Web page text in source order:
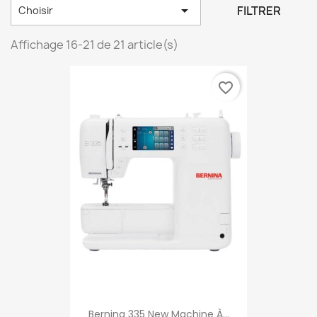
Choisir  FILTRER
Affichage 16-21 de 21 article(s)
favorite_border